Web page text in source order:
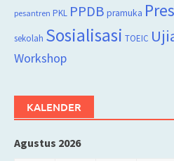
pesantren PKL PPDB pramuka
sekolah Sosialisasi TOEIC
Workshop
KALENDER
Agustus 2026